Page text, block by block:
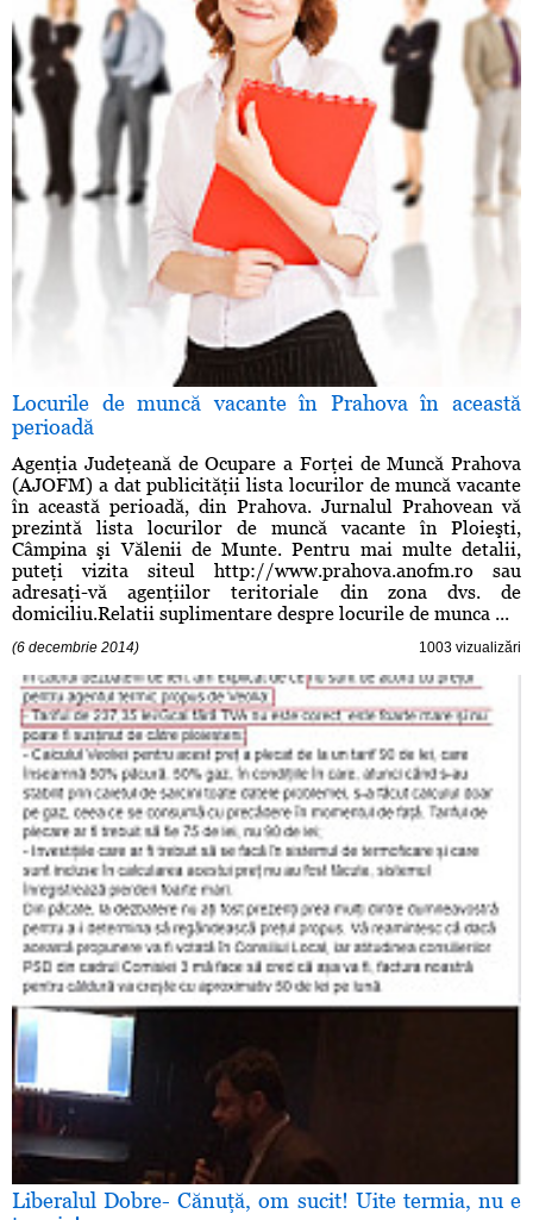
Locurile de muncă vacante în Prahova în această
perioadă
Agenţia Judeţeană de Ocupare a Forţei de Muncă Prahova
(AJOFM) a dat publicităţii lista locurilor de muncă vacante
în această perioadă, din Prahova. Jurnalul Prahovean vă
prezintă lista locurilor de muncă vacante în Ploieşti,
Câmpina şi Vălenii de Munte. Pentru mai multe detalii,
puteţi vizita siteul http://www.prahova.anofm.ro sau
adresaţi-vă agenţiilor teritoriale din zona dvs. de
domiciliu.Relatii suplimentare despre locurile de munca ...
(6 decembrie 2014) 1003 vizualizări
Liberalul Dobre- Cănuţă, om sucit! Uite termia, nu e